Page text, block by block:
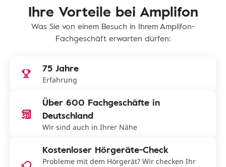
Ihre Vorteile bei Amplifon
Was Sie von einem Besuch in Ihrem Amplifon-
Fachgeschäft erwarten dürfen:
75 Jahre
Erfahrung
Über 600 Fachgeschäfte in
Deutschland
Wir sind auch in Ihrer Nähe
Kostenloser Hörgeräte-Check
Probleme mit dem Hörgerät? Wir checken Ihr